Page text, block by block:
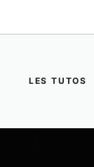
LES TUTOS